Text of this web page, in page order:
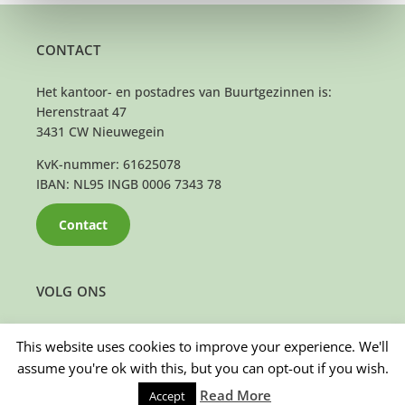
VOLG ONS
CONTACT
Het kantoor- en postadres van Buurtgezinnen is:
Herenstraat 47
3431 CW Nieuwegein
KvK-nummer: 61625078
IBAN: NL95 INGB 0006 7343 78
Contact
This website uses cookies to improve your experience. We'll
assume you're ok with this, but you can opt-out if you wish.
Accept Read More